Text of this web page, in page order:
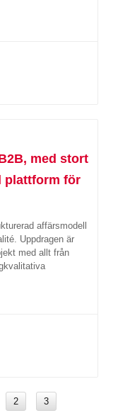
med stort
plattform för
affärsmodell
Uppdragen är
med allt från
2
3